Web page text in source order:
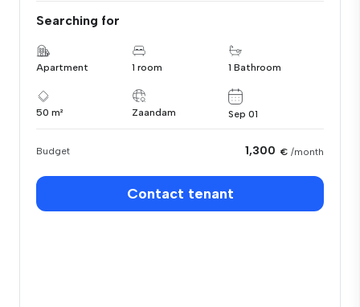
Searching for
Apartment 1 room 1 Bathroom
50 m² Zaandam Sep 01
Budget 1,300 € /month
Contact tenant